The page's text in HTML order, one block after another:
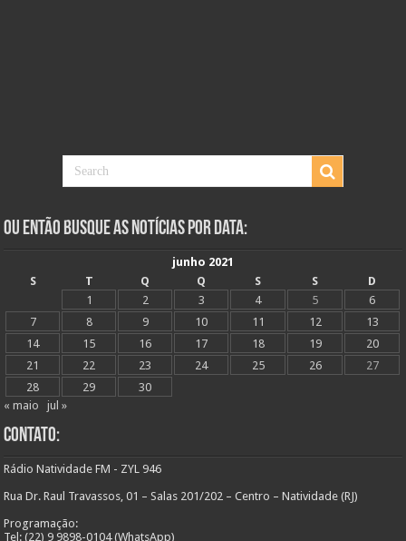
Ou Então Busque as Notícias Por Data:
junho 2021
S
T Q Q S S
D
1
2 3 4 5
6
7
8 9 10 11 12
13
14
15 16 17 18 19
20
21
22 23 24 25 26
27
28
29
30
« maio
jul »
Contato:
Rádio Natividade FM - ZYL 946
Rua Dr. Raul Travassos, 01 – Salas 201/202 – Centro – Natividade (RJ)
Programação:
Tel: (22) 9 9898-0104 (WhatsApp)